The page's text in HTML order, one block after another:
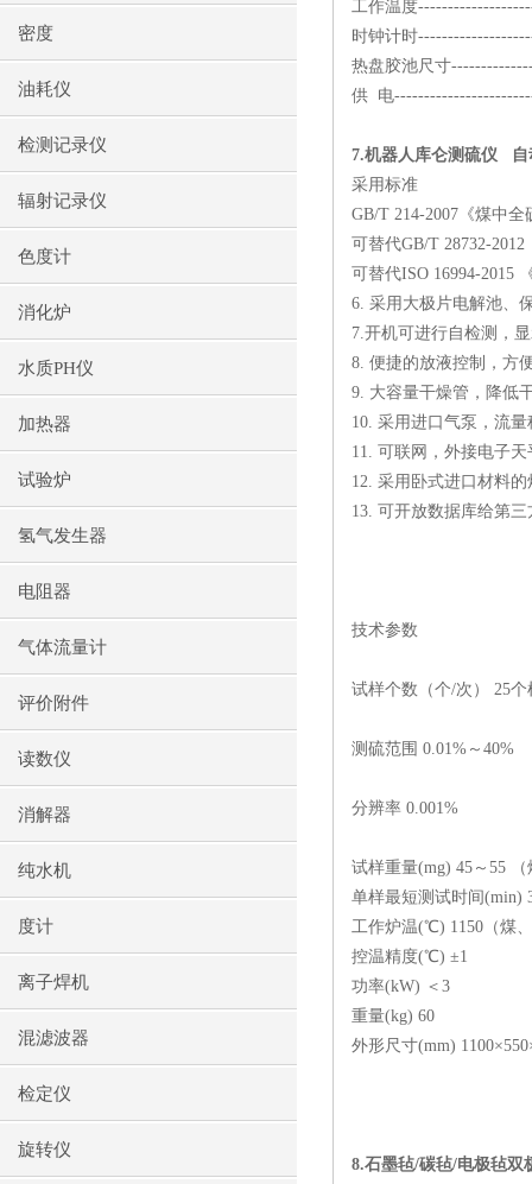
密度
油耗仪
检测记录仪
辐射记录仪
色度计
消化炉
水质PH仪
加热器
试验炉
氢气发生器
电阻器
气体流量计
评价附件
读数仪
消解器
纯水机
度计
离子焊机
混滤波器
检定仪
旋转仪
工作温度
时钟计时
热盘胶池尺寸
供 电
7.机器人库仑测硫仪
采用标准
GB/T 214-2007 《煤中
可替代GB/T 28732-2012
可替代ISO 16994-2015
6. 采用大极片电解池、
7.开机可进行自检测，
8. 便捷的放液控制，方
9. 大容量干燥管，降低
10. 采用进口气泵，流
11. 可联网，外接电子天
12. 采用卧式进口材料
13. 可开放数据库给第
技术参数
试样个数（个/次） 25个
测硫范围 0.01% ～ 40%
分辨率 0.001%
试样重量(mg) 45 ～ 55
单样最短测试时间(min)
工作炉温(℃) 1150 （煤
控温精度(℃) ±1
功率(kW) ＜ 3
重量(kg) 60
外形尺寸(mm) 1100×550
8.石墨毡/碳毡/电极毡双